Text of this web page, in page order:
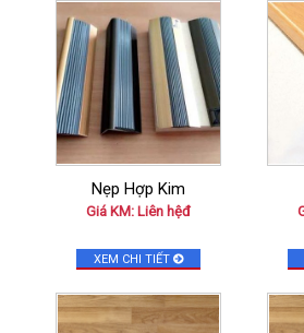
Nẹp Hợp Kim
Giá KM: Liên hệđ
XEM CHI TIẾT